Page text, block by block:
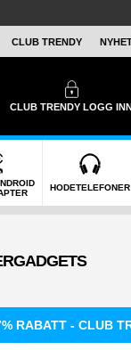
CLUB TRENDY
CLUB TRENDYLOGG
HODETELEFONER
RABATT - CLUB